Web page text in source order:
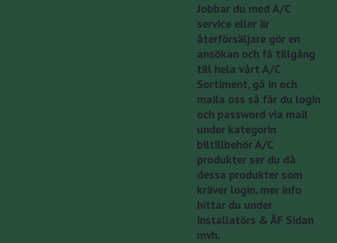
Jobbar du med A/C
service eller är
återförsäljare gör en
ansökan och få tillgång
till hela vårt A/C
Sortiment, gå in och
maila oss så får du login
och password via mail
under kategorin
biltillbehör A/C
produkter ser du då
dessa produkter som
kräver login. mer info
hittar du under
installatörs & ÅF Sidan
mvh.